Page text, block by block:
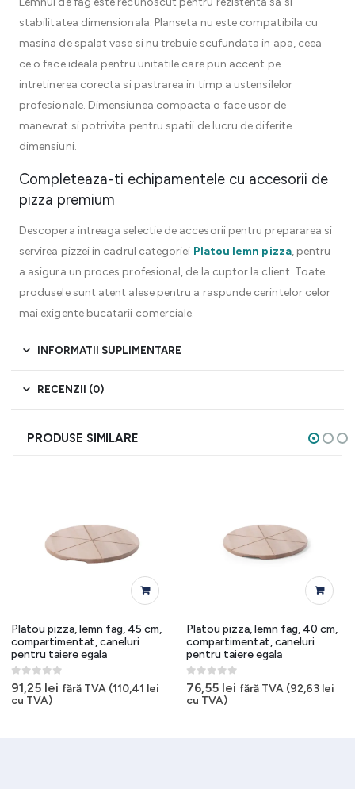
stabilitatea dimensionala. Planseta nu este compatibila cu
masina de spalat vase si nu trebuie scufundata in apa, ceea
ce o face ideala pentru unitatile care pun accent pe
intretinerea corecta si pastrarea in timp a ustensilelor
profesionale. Dimensiunea compacta o face usor de
manevrat si potrivita pentru spatii de lucru de diferite
dimensiuni.
Completeaza-ti echipamentele cu accesorii de
pizza premium
Descopera intreaga selectie de accesorii pentru prepararea si
servirea pizzei in cadrul categoriei Platou lemn pizza, pentru
a asigura un proces profesional, de la cuptor la client. Toate
produsele sunt atent alese pentru a raspunde cerintelor celor
mai exigente bucatarii comerciale.
INFORMATII SUPLIMENTARE
RECENZII (0)
PRODUSE SIMILARE
Platou pizza, lemn fag, 45 cm,
compartimentat, caneluri
pentru taiere egala
0out of 5
91,25 lei fără TVA (110,41 lei
cu TVA)
Platou pizza, lemn fag, 40 cm,
compartimentat, caneluri
pentru taiere egala
0out of 5
76,55 lei fără TVA (92,63 lei
cu TVA)